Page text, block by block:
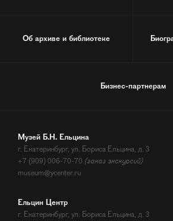
Об архиве и библиотеке
Бизнес-партнерам
Музей Б.Н. Ельцина
г. Екатеринбург, ул. Бориса Ельцина, д. 3
+7 (909) 006-70-70 (заказ экскурсий)
museum@ycenter.ru
Ельцин Центр
г. Екатеринбург, ул. Бориса Ельцина, д. 3